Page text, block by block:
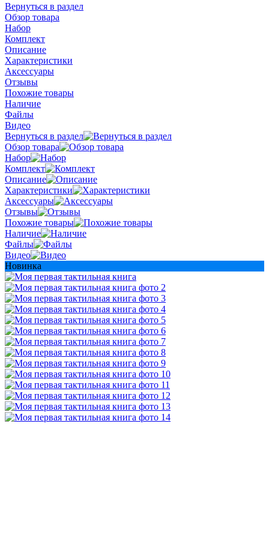
Вернуться в раздел
Обзор товара
Набор
Комплект
Описание
Характеристики
Аксессуары
Отзывы
Похожие товары
Наличие
Файлы
Видео
Вернуться в раздел
Обзор товара
Набор
Комплект
Описание
Характеристики
Аксессуары
Отзывы
Похожие товары
Наличие
Файлы
Видео
Новинка